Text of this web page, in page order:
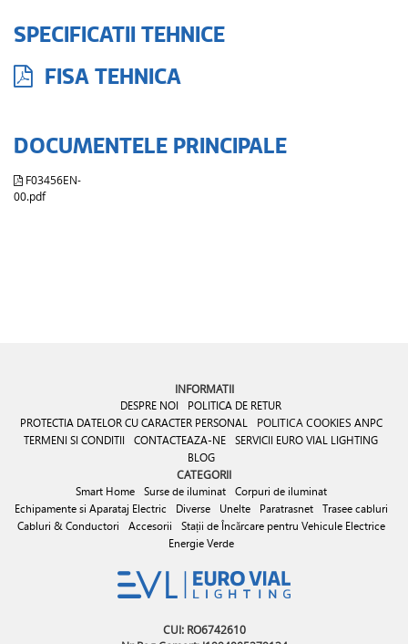
SPECIFICATII TEHNICE
FISA TEHNICA
DOCUMENTELE PRINCIPALE
F03456EN-
00.pdf
INFORMATII
DESPRE NOI
POLITICA DE RETUR
PROTECTIA DATELOR CU CARACTER PERSONAL
POLITICA COOKIES ANPC
TERMENI SI CONDITII
CONTACTEAZA-NE SERVICII EURO VIAL LIGHTING
BLOG
CATEGORII
Smart Home Surse de iluminat
Corpuri de iluminat
Echipamente si Aparataj Electric
Diverse Unelte Paratrasnet
Trasee cabluri
Cabluri & Conductori
Accesorii
Stații de Încărcare pentru Vehicule Electrice
Energie Verde
CUI: RO6742610